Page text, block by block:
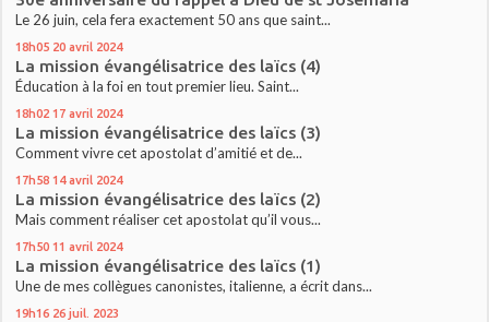
Le 26 juin, cela fera exactement 50 ans que saint...
18h05 20 avril 2024
La mission évangélisatrice des laïcs (4)
Éducation à la foi en tout premier lieu. Saint...
18h02 17 avril 2024
La mission évangélisatrice des laïcs (3)
Comment vivre cet apostolat d’amitié et de...
17h58 14 avril 2024
La mission évangélisatrice des laïcs (2)
Mais comment réaliser cet apostolat qu’il vous...
17h50 11 avril 2024
La mission évangélisatrice des laïcs (1)
Une de mes collègues canonistes, italienne, a écrit dans...
19h16 26 juil. 2023